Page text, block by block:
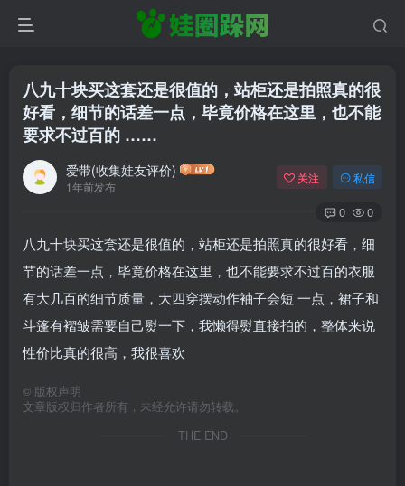
八九十块买这套还是很值的，站柜还是拍照真的很
好看，细节的话差一点，毕竟价格在这里，也不能
要求不过百的 ……
爱带(收集娃友评价)
1年前发布
关注 私信
0 0
八九十块买这套还是很值的，站柜还是拍照真的很好看，细
节的话差一点，毕竟价格在这里，也不能要求不过百的衣服
有大几百的细节质量，大四穿摆动作袖子会短 一点，裙子和
斗篷有褶皱需要自己熨一下，我懒得熨直接拍的，整体来说
性价比真的很高，我很喜欢
© 版权声明
文章版权归作者所有，未经允许请勿转载。
THE END